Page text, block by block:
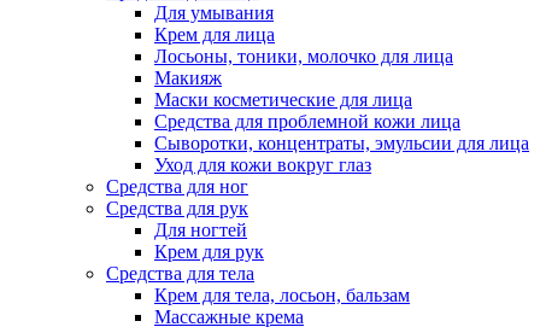
Для умывания
Крем для лица
Лосьоны, тоники, молочко для лица
Макияж
Маски косметические для лица
Средства для проблемной кожи лица
Сыворотки, концентраты, эмульсии для лица
Уход для кожи вокруг глаз
Средства для ног
Средства для рук
Для ногтей
Крем для рук
Средства для тела
Крем для тела, лосьон, бальзам
Массажные крема